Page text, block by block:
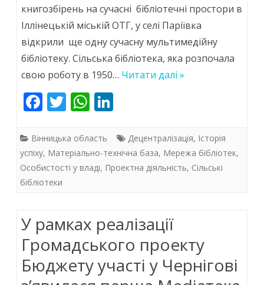
підхід
до
реформування
міської
може
стати
для
багатьох
територіальних
книгозбірень на сучасні бібліотечні простори в
Іллінецькій міській ОТГ, у селі Паріївка
відкрили ще одну сучасну мультимедійну
бібліотеку. Сільська бібліотека, яка розпочала
свою роботу в 1950… Читати далі »
F
e
b
o
k
T
itt
er
W
at
s
A
p
k
e
dI
Вінницька область Децентралізація, Історія
успіху, Матеріально-технічна база, Мережа бібліотек,
Особистості у владі, Проектна діяльність, Сільські
бібліотеки
У рамках реалізації
Громадського проекту
Бюджету участі у Чернігові